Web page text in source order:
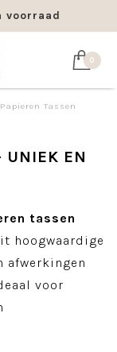
voorraad
0
Tassen
UNIEK EN
tassen
hoogwaardige
afwerkingen
voor